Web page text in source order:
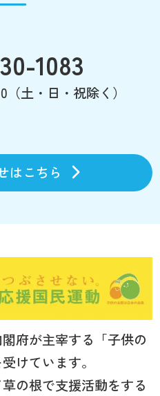
1083
（土・日・祝除く）
はこちら
府が主宰する「子供の
けています。
の根で支援活動をする